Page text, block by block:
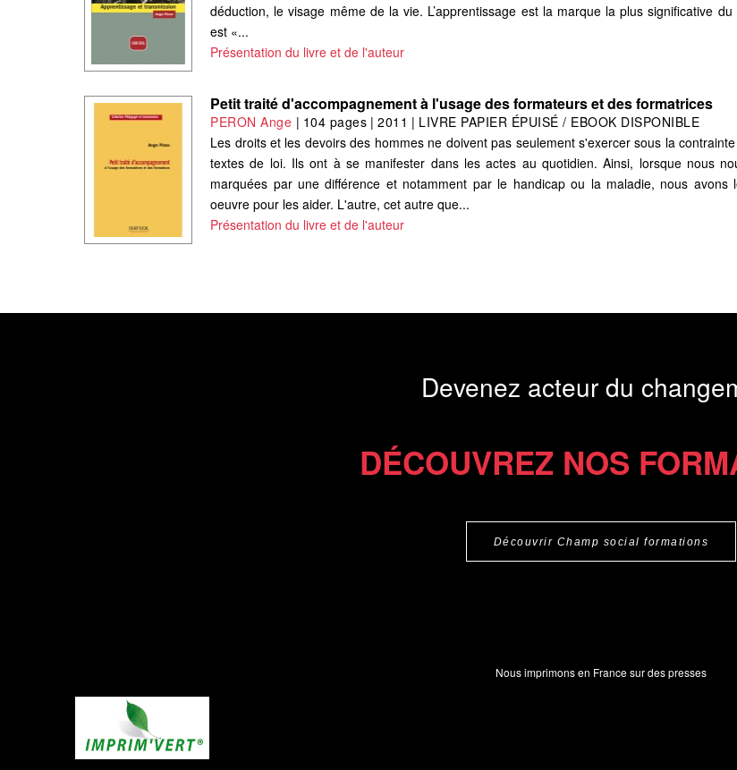
déduction, le visage même de la vie. L’apprentissage est la marque la plus significative
est «...
Présentation du livre et de l'auteur
Petit traité d'accompagnement à l'usage des formateurs et des formatrices
PERON Ange | 104 pages |2011 | LIVRE PAPIER ÉPUISÉ / EBOOK DISPONIBLE
Les droits et les devoirs des hommes ne doivent pas seulement s'exercer sous la
textes de loi. Ils ont à se manifester dans les actes au quotidien. Ainsi, lorsque nous
marquées par une différence et notamment par le handicap ou la maladie, nous
oeuvre pour les aider. L'autre, cet autre que...
Présentation du livre et de l'auteur
Devenez acteur du
DÉCOUVREZ NOS
Découvrir Champ social formations
Nous imprimons en France sur des presses